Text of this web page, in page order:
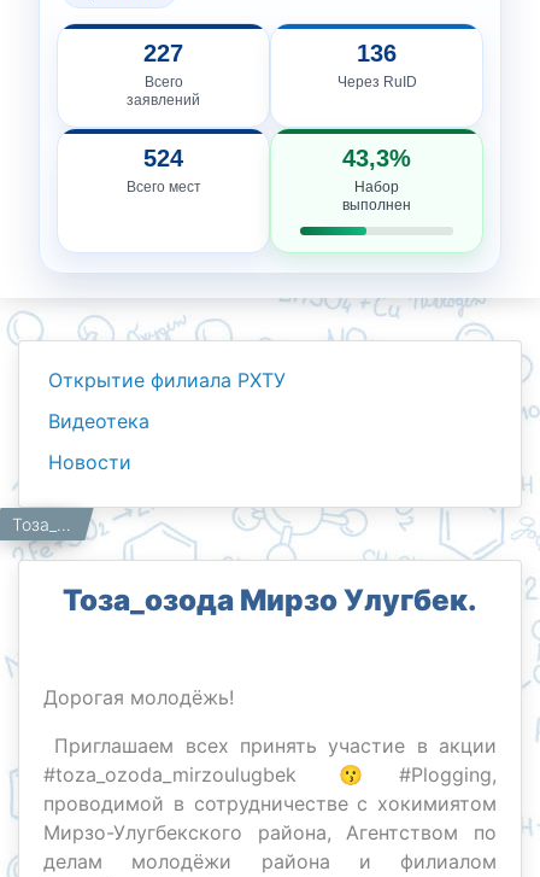
227
Всего
заявлений
136
Через RuID
524
Всего мест
43,3%
Набор
выполнен
Открытие филиала РХТУ
Видеотека
Новости
Главная
Работникам
Новости Тоза_озода Мирзо Улугбек.
Тоза_озода Мирзо Улугбек.
Дорогая молодёжь!
Приглашаем всех принять участие в акции
#toza_ozoda_mirzoulugbek 😗#Plogging,
проводимой в сотрудничестве с хокимиятом
Мирзо-Улугбекского района, Агентством по
делам молодёжи района и филиалом